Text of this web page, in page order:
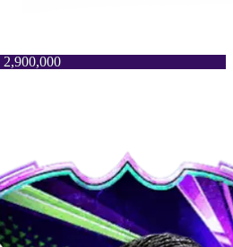
2,900,000